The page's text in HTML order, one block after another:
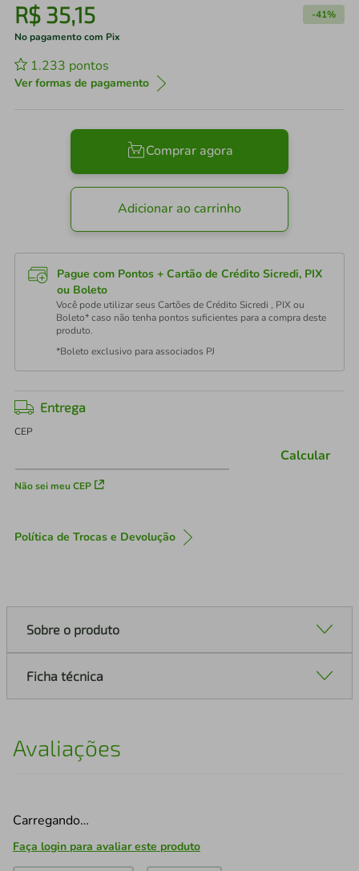
R$ 35,15 -41%
No pagamento com Pix
1.233 pontos
Ver formas de pagamento
Comprar agora
Adicionar ao carrinho
Pague com Pontos + Cartão de Crédito Sicredi, PIX
ou Boleto
Você pode utilizar seus Cartões de Crédito Sicredi , PIX ou
Boleto* caso não tenha pontos suficientes para a compra deste
produto.
*Boleto exclusivo para associados PJ
Entrega
CEP
Não sei meu CEP
Calcular
Política de Trocas e Devolução
Sobre o produto
Ficha técnica
Avaliações
Carregando…
Faça login para avaliar este produto